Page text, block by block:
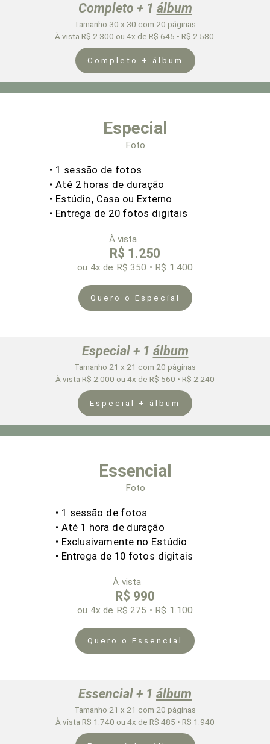
Completo + 1 álbum
Tamanho 30 x 30 com 20 páginas
À vista R$ 2.300 ou 4x de R$ 645 • R$ 2.580
Completo + álbum
Especial
Foto
• 1 sessão de fotos
• Até 2horas de duração
• Estúdio, Casa ou Externo
• Entrega de 20 fotos digitais
À vista
R$ 1.250
ou 4xde R$ 350 • R$ 1.400
Quero o Especial
Especial + 1 álbum
Tamanho 21 x 21 com 20 páginas
À vista R$ 2.000 ou 4x de R$ 560 • R$ 2.240
Especial + álbum
Essencial
Foto
• 1 sessão de fotos
• Até 1 hora de duração
• Exclusivamente no Estúdio
• Entrega de 10 fotos digitais
À vista
R$ 990
ou 4xde R$ 275 • R$ 1.100
Quero o Essencial
Essencial + 1 álbum
Tamanho 21 x 21 com 20 páginas
À vista R$ 1.740 ou 4x de R$ 485 • R$ 1.940